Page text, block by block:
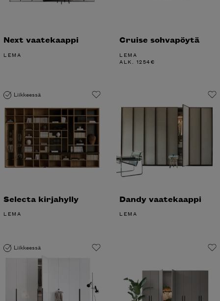
Next vaatekaappi
LEMA
Cruise sohvapöytä
LEMA
ALK. 1254€
Liikkeessä
Selecta kirjahylly
LEMA
Dandy vaatekaappi
LEMA
Liikkeessä